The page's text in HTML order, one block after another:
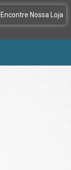
Encontre Nossa Loja